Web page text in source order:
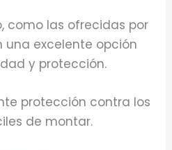
como las ofrecidas por
una excelente opción
y protección.
protección contra los
de montar.